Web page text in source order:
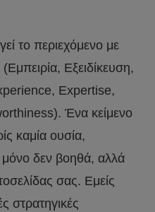
το περιεχόμενο με
Εξειδίκευση,
Expertise,
Ένα κείμενο
καμία ουσία,
μόνο δεν βοηθά, αλλά
σας. Εμείς
στρατηγικές